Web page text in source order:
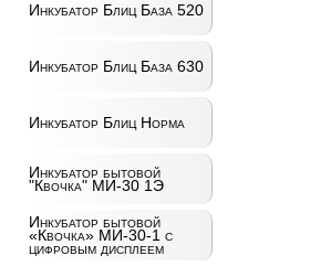
Инкубатор Блиц База 520
Инкубатор Блиц База 630
Инкубатор Блиц Норма
Инкубатор бытовой
"Квочка" МИ-30 1Э
Инкубатор бытовой
«Квочка» МИ-30-1 с
цифровым дисплеем